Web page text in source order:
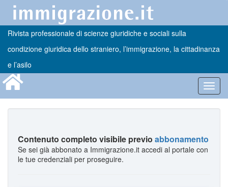
Rivista professionale di scienze giuridiche e sociali sulla
condizione giuridica dello straniero, l’immigrazione, la cittadinanza
e l’asilo
Contenuto completo visibile previo abbonamento
Se sei già abbonato a Immigrazione.it accedi al portale con
le tue credenziali per proseguire.